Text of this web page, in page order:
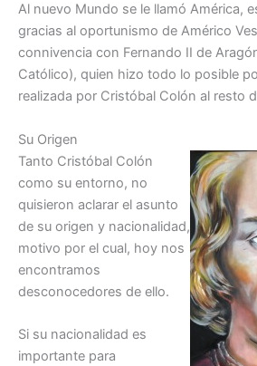
Al nuevo Mundo se le llamó América,
gracias al oportunismo de Américo
connivencia con Fernando II de
Católico), quien hizo todo lo posible
realizada por Cristóbal Colón al resto
Su Origen
Tanto Cristóbal Colón
como su entorno, no
quisieron aclarar el asunto
de su origen y nacionalidad,
motivo por el cual, hoy nos
encontramos
desconocedores de ello.
Si su nacionalidad es
importante para